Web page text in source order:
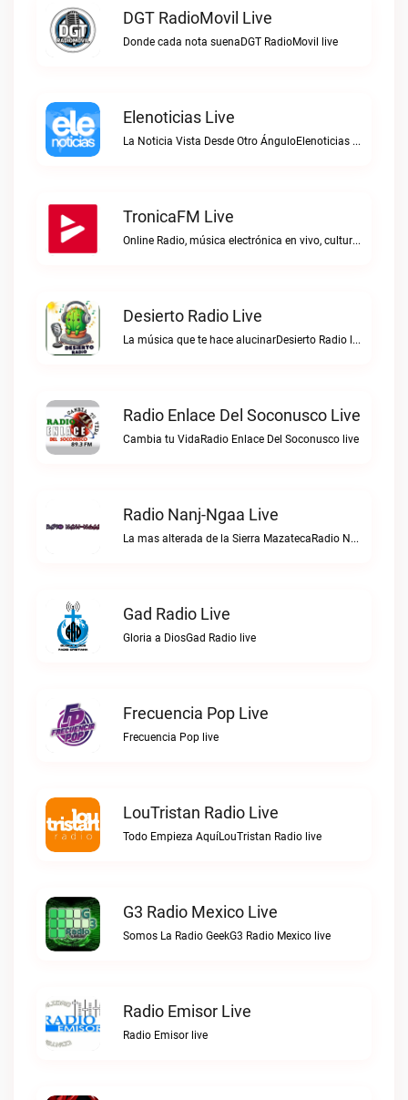
DGT RadioMovil Live
Donde cada nota suenaDGT RadioMovil live
Elenoticias Live
La Noticia Vista Desde Otro ÁnguloElenoticias live
TronicaFM Live
Online Radio, música electrónica en vivo, cultura electrónica, Top 10 semanal, videos, descargasTronicaFM live
Desierto Radio Live
La música que te hace alucinarDesierto Radio live
Radio Enlace Del Soconusco Live
Cambia tu VidaRadio Enlace Del Soconusco live
Radio Nanj-Ngaa Live
La mas alterada de la Sierra MazatecaRadio Nanj-Ngaa live
Gad Radio Live
Gloria a DiosGad Radio live
Frecuencia Pop Live
Frecuencia Pop live
LouTristan Radio Live
Todo Empieza AquíLouTristan Radio live
G3 Radio Mexico Live
Somos La Radio GeekG3 Radio Mexico live
Radio Emisor Live
Radio Emisor live